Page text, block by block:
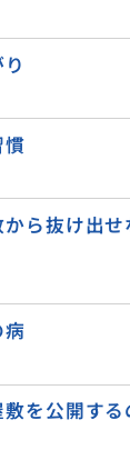
慣
ら抜け出
病
を公開す